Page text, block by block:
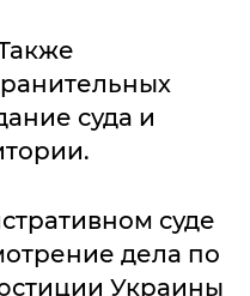
суда и
суде
дела по
Украины